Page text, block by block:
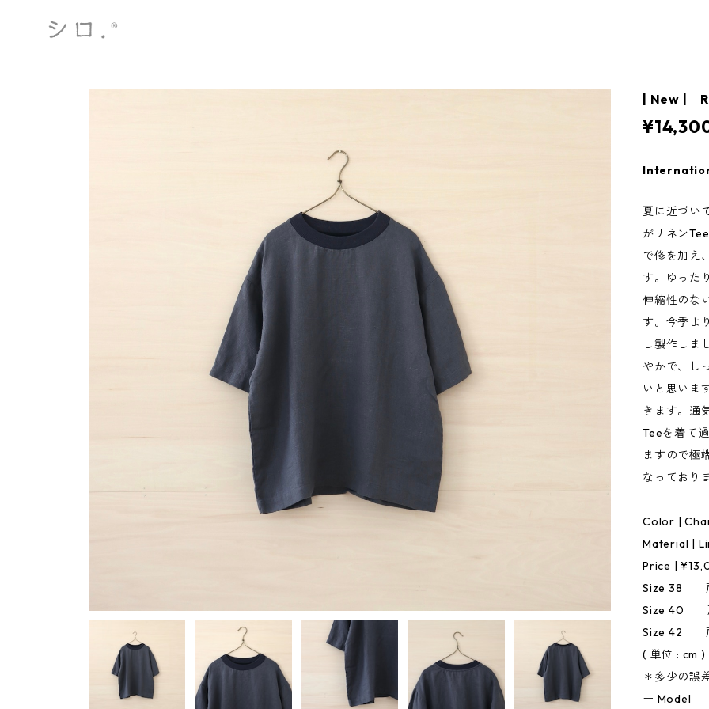
| New |
夏に近づい
がリネン
で修を加え
す。ゆった
伸縮性のな
す。今季よ
し製作しま
やかで、し
いと思いま
きます。通
Teeを着て
ますので極
なっており
Color |
Material |
Price |
Size 38
Size 40
Size 42
( 単位 : cm )
＊多少の誤
ー Model